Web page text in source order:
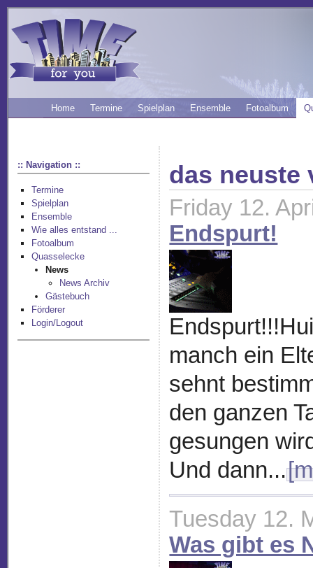
Home Termine Spielplan Ensemble Fotoalbum
:: Navigation ::
Termine
Spielplan
Ensemble
Wie alles entstand ...
Fotoalbum
Quasselecke
News
News Archiv
Gästebuch
Förderer
Login/Logout
das neuste
Friday 12.
Endspurt!
manch ein
sehnt
den ganzen
gesungen
Und dann...
Tuesday 12.
Was gibt es